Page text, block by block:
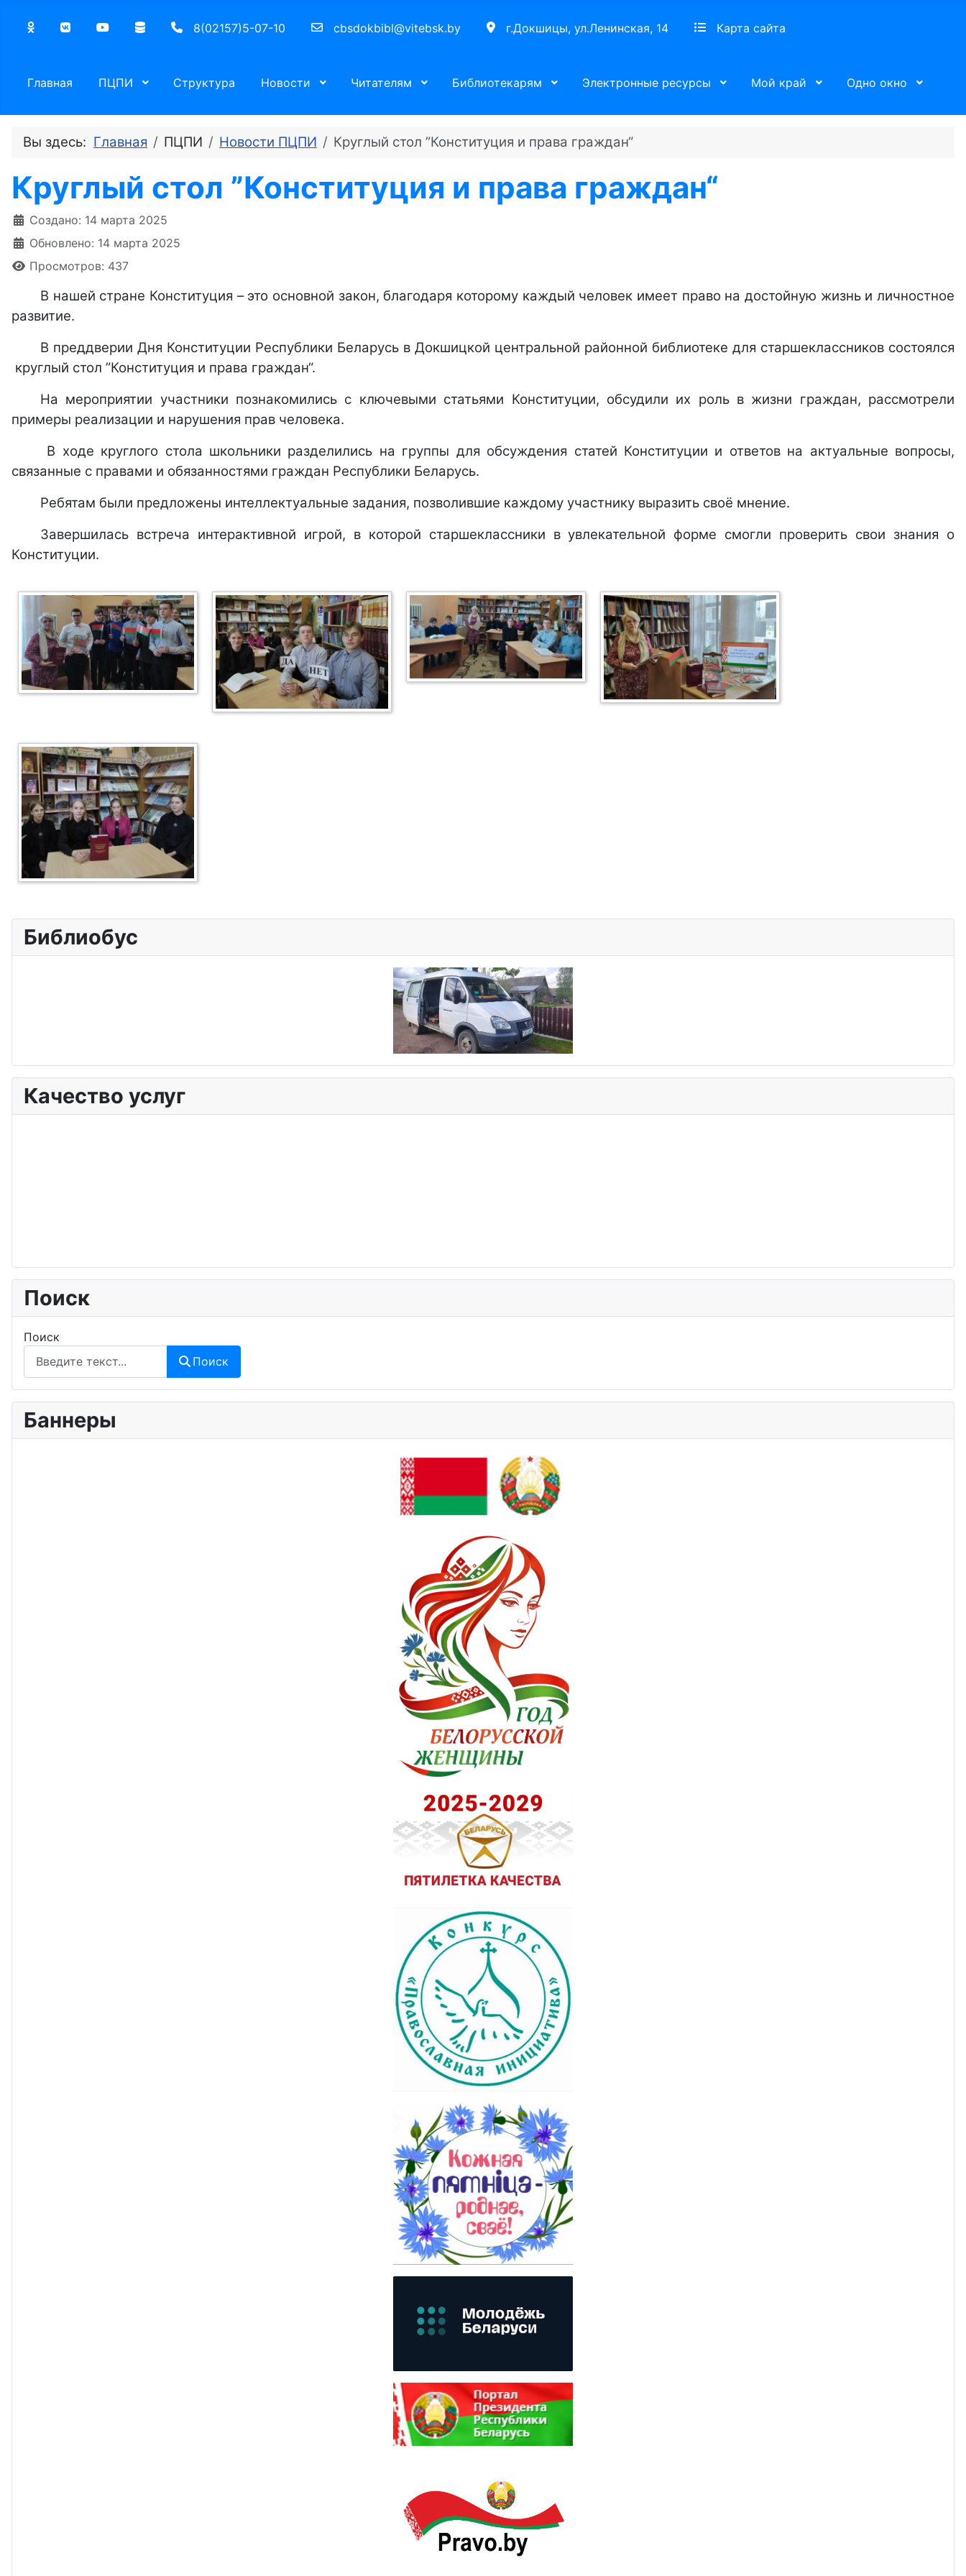
8(02157)5-07-10 cbsdokbibl@vitebsk.by г.Докшицы, ул.Ленинская, 14 Карта сайта
Главная ПЦПИ Структура Новости Читателям Библиотекарям Электронные ресурсы Мой край Одно окно
Вы здесь: Главная ПЦПИ Новости ПЦПИ Круглый стол ”Конституция и права граждан“
Круглый стол ”Конституция и права граждан“
Информация о материале
Создано: 14 марта 2025
Обновлено: 14 марта 2025
Просмотров: 437
В нашей стране Конституция – это основной закон, благодаря которому каждый человек имеет право на достойную жизнь и личностное
развитие.
В преддверии Дня Конституции Республики Беларусь в Докшицкой центральной районной библиотеке для старшеклассников состоялся
круглый стол ”Конституция и права граждан“.
На мероприятии участники познакомились с ключевыми статьями Конституции, обсудили их роль в жизни граждан, рассмотрели
примеры реализации и нарушения прав человека.
В ходе круглого стола школьники разделились на группы для обсуждения статей Конституции и ответов на актуальные вопросы,
связанные с правами и обязанностями граждан Республики Беларусь.
Ребятам были предложены интеллектуальные задания, позволившие каждому участнику выразить своё мнение.
Завершилась встреча интерактивной игрой, в которой старшеклассники в увлекательной форме смогли проверить свои знания о
Конституции.
Библиобус
Качество услуг
Поиск
Поиск
Поиск
Баннеры